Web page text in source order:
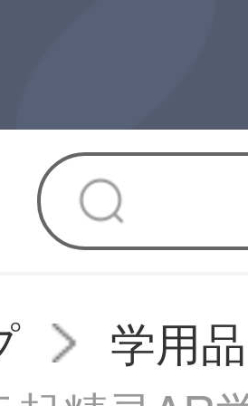
学用品